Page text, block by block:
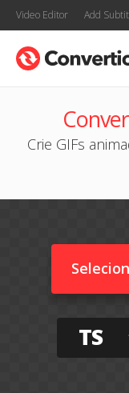
Video Editor Add
Crie GIFs
TS